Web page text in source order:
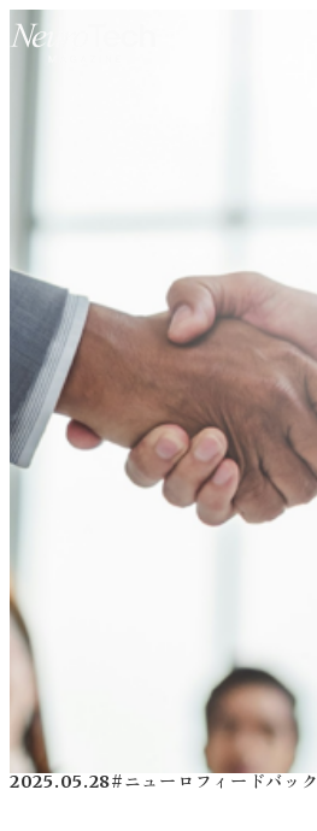
2025.05.28#ニューロフィードバック